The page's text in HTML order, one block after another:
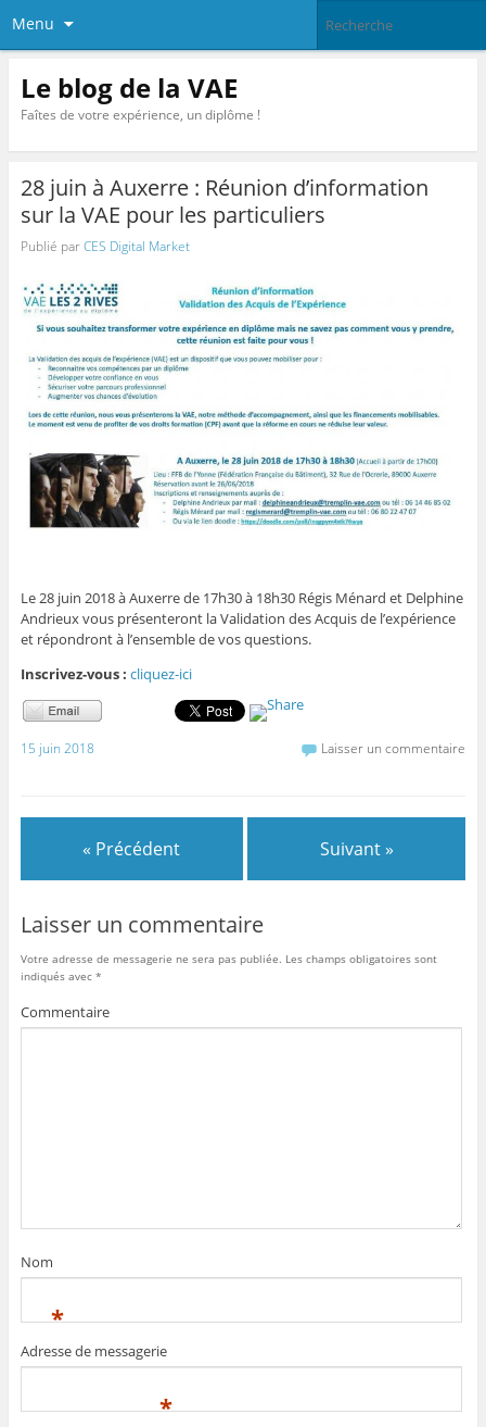
Menu
Le blog de la VAE
Faîtes de votre expérience, un diplôme !
28 juin à Auxerre : Réunion d’information
sur la VAE pour les particuliers
Publié parCES Digital Market
Le 28 juin 2018 à Auxerre de 17h30 à 18h30 Régis Ménard et Delphine
Andrieux vous présenteront la Validation des Acquis de l’expérience
et répondront à l’ensemble de vos questions.
Inscrivez-vous : cliquez-ici
15 juin 2018 Laisser un commentaire
« Précédent Suivant »
Laisser un commentaire
Votre adresse de messagerie ne sera pas publiée. Les champs obligatoires sont
indiqués avec *
Commentaire
Nom
*
Adresse de messagerie
*